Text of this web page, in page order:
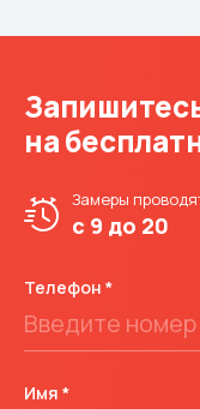
на
Замеры
с 9 до 20
Телефон
Имя